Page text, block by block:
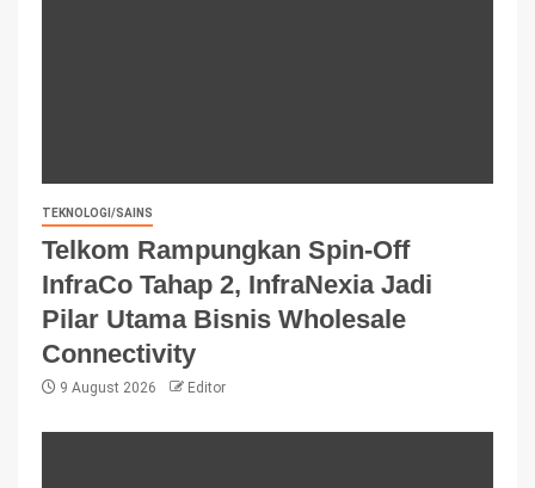
TEKNOLOGI/SAINS
Telkom Rampungkan Spin-Off
InfraCo Tahap 2, InfraNexia Jadi
Pilar Utama Bisnis Wholesale
Connectivity
9 August 2026 Editor